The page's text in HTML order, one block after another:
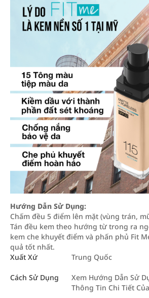
Hướng Dẫn Sử Dụng:
Chấm đều 5 điểm lên mặt (vùng trán,
Tán đều kem theo hướng từ trong ra
kem che khuyết điểm và phấn phủ Fit
quả tốt nhất.
Xuất Xứ
Trung Quốc
Cách Sử Dụng
Xem Hướng Dẫn Sử
Thông Tin Chi Tiết